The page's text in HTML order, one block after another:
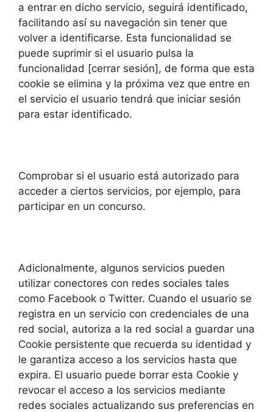
a entrar en dicho servicio, seguirá identificado,
facilitando así su navegación sin tener que
volver a identificarse. Esta funcionalidad se
puede suprimir si el usuario pulsa la
funcionalidad [cerrar sesión], de forma que esta
cookie se elimina y la próxima vez que entre en
el servicio el usuario tendrá que iniciar sesión
para estar identificado.
Comprobar si el usuario está autorizado para
acceder a ciertos servicios, por ejemplo, para
participar en un concurso.
Adicionalmente, algunos servicios pueden
utilizar conectores con redes sociales tales
como Facebook o Twitter. Cuando el usuario se
registra en un servicio con credenciales de una
red social, autoriza a la red social a guardar una
Cookie persistente que recuerda su identidad y
le garantiza acceso a los servicios hasta que
expira. El usuario puede borrar esta Cookie y
revocar el acceso a los servicios mediante
redes sociales actualizando sus preferencias en